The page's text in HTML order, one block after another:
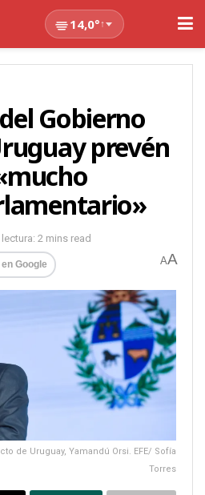
14,0°↑
Gobierno
prevén
2 mins read
Google AA
de Uruguay, Yamandú Orsi. EFE/ Sofía
Torres